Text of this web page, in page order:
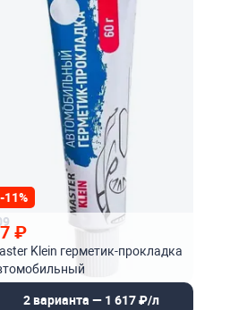
-11%
₽
Klein герметик-прокладка
2 варианта — 1 617 ₽/л